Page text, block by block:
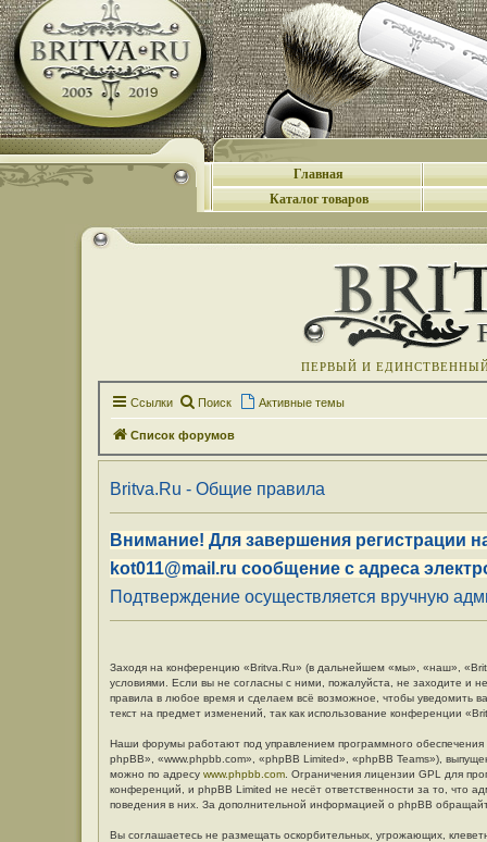
Главная
Каталог товаров
ПЕРВЫЙ И
Ссылки Поиск Активные темы
Список форумов
Britva.Ru - Общие правила
Внимание! Для завершения регистрации
kot011@mail.ru сообщение с адреса
Подтверждение осуществляется вручную
Заходя на конференцию «Britva.Ru» (в дальнейшем «мы», «наш»,
условиями. Если вы не согласны с ними, пожалуйста, не заходите и
правила в любое время и сделаем всё возможное, чтобы уведомить
текст на предмет изменений, так как использование конференции
Наши форумы работают под управлением программного
phpBB», «www.phpbb.com», «phpBB Limited», «phpBB Teams»),
можно по адресу www.phpbb.com . Ограничения лицензии GPL для
конференций, и phpBB Limited не несёт ответственности за то, что
поведения в них. За дополнительной информацией о phpBB
Вы соглашаетесь не размещать оскорбительных, угрожающих,